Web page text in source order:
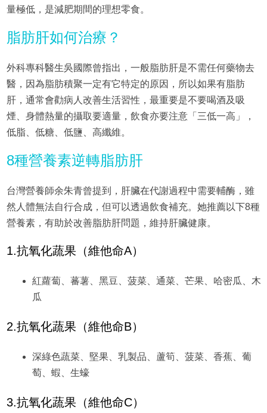
量極低，是減肥期間的理想零食。
脂肪肝如何治療？
外科專科醫生吳國際曾指出，一般脂肪肝是不需任何藥物去
醫，因為脂肪積聚一定有它特定的原因，所以如果有脂肪
肝，通常會勸病人改善生活習性，最重要是不要喝酒及吸
煙、身體熱量的攝取要適量，飲食亦要注意「三低一高」，
低脂、低糖、低鹽、高纖維。
8種營養素逆轉脂肪肝
台灣營養師余朱青曾提到，肝臟在代謝過程中需要輔酶，雖
然人體無法自行合成，但可以透過飲食補充。她推薦以下8種
營養素，有助於改善脂肪肝問題，維持肝臟健康。
1.抗氧化蔬果（維他命A）
紅蘿蔔、蕃薯、黑豆、菠菜、通菜、芒果、哈密瓜、木
瓜
2.抗氧化蔬果（維他命B）
深綠色蔬菜、堅果、乳製品、蘆筍、菠菜、香蕉、葡
萄、蝦、生蠔
3.抗氧化蔬果（維他命C）